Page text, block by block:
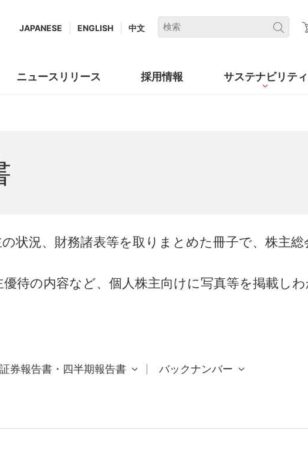
キ
ー
ー
ニュースリリース
採用情報
サステナビリティ
JAPANESE ENGLISH 中文
状況、財務諸表等を取りまとめた冊子で、株主
待の内容など、個人株主向けに写真等を掲載し
券報告書・四半期報告書 バックナンバー